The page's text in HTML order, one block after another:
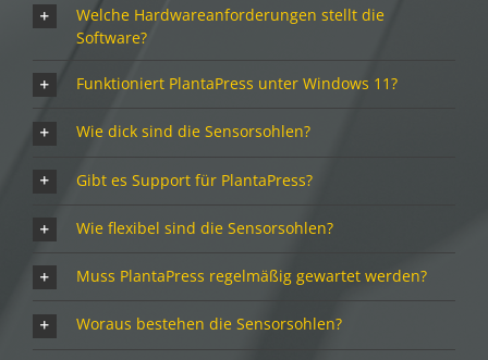
Welche Hardwareanforderungen stellt die
Software?
Funktioniert PlantaPress unter Windows 11?
Wie dick sind die Sensorsohlen?
Gibt es Support für PlantaPress?
Wie flexibel sind die Sensorsohlen?
Muss PlantaPress regelmäßig gewartet werden?
Woraus bestehen die Sensorsohlen?